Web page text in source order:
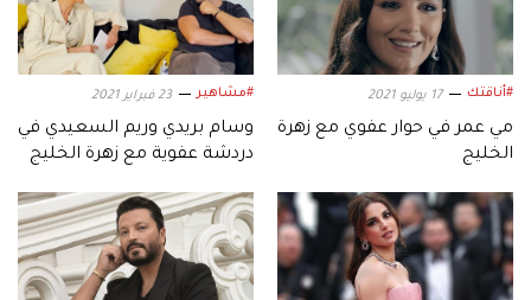
#أناقتك 17 يوليو 2021
مي عمر في حوار عفوي مع زهرة
الخليج
#مشاهير 23 فبراير 2021
وسام بريدي وريم السعيدي في
دردشة عفوية مع زهرة الخليج